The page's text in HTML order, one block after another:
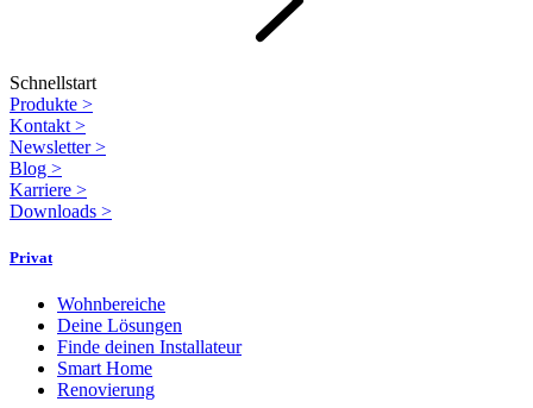
Schnellstart
Produkte >
Kontakt >
Newsletter>
Blog >
Karriere >
Downloads >
Privat
Wohnbereiche
Deine Lösungen
Finde deinen Installateur
Smart Home
Renovierung